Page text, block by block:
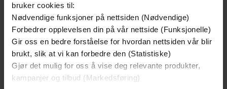
bruker cookies til:
Nødvendige funksjoner på nettsiden (Nødvendige)
Forbedrer opplevelsen din på vår nettside (Funksjonelle)
Gir oss en bedre forståelse for hvordan nettsiden vår blir
brukt, slik at vi kan forbedre den (Statistiske)
Gjør det mulig for oss å vise deg relevante produkter,
kampanjer og tilbud (Markedsføring)
94,-
Help! I Smell a Monster
Justin Davies
EBOK
49,-
Whoa! I Spy a Werewolf
Justin Davies